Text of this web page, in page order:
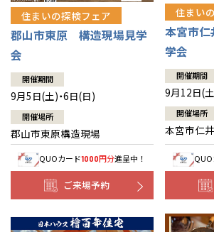
住まいの探検フェア
郡山市東原 構造現場見学
会
開催期間
9月5日(土)・6日(日)
開催場所
郡山市東原構造現場
QUOカード1000円分進呈中！
ご来場予約
住まい
本宮市
学会
開催期間
9月12日(
開催場所
本宮市仁
QUO